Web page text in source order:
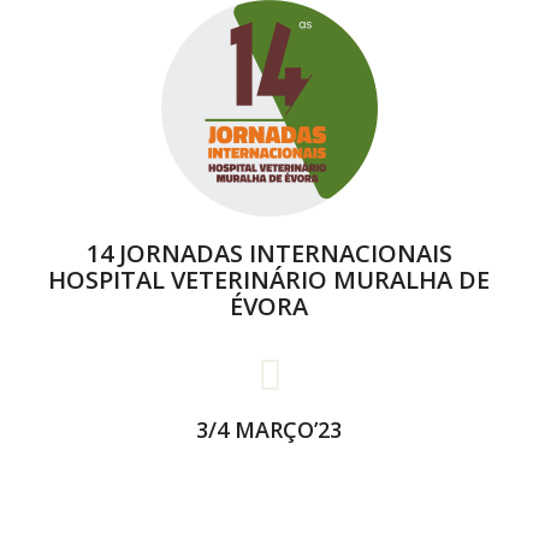
14 JORNADAS INTERNACIONAIS
HOSPITAL VETERINÁRIO MURALHA DE
ÉVORA
3/4 MARÇO’23